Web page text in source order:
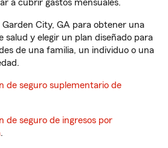
a cubrir gastos mensuales.
Garden City, GA para obtener una
salud y elegir un plan diseñado para
de una familia, un individuo o una
de seguro suplementario de
de seguro de ingresos por
.